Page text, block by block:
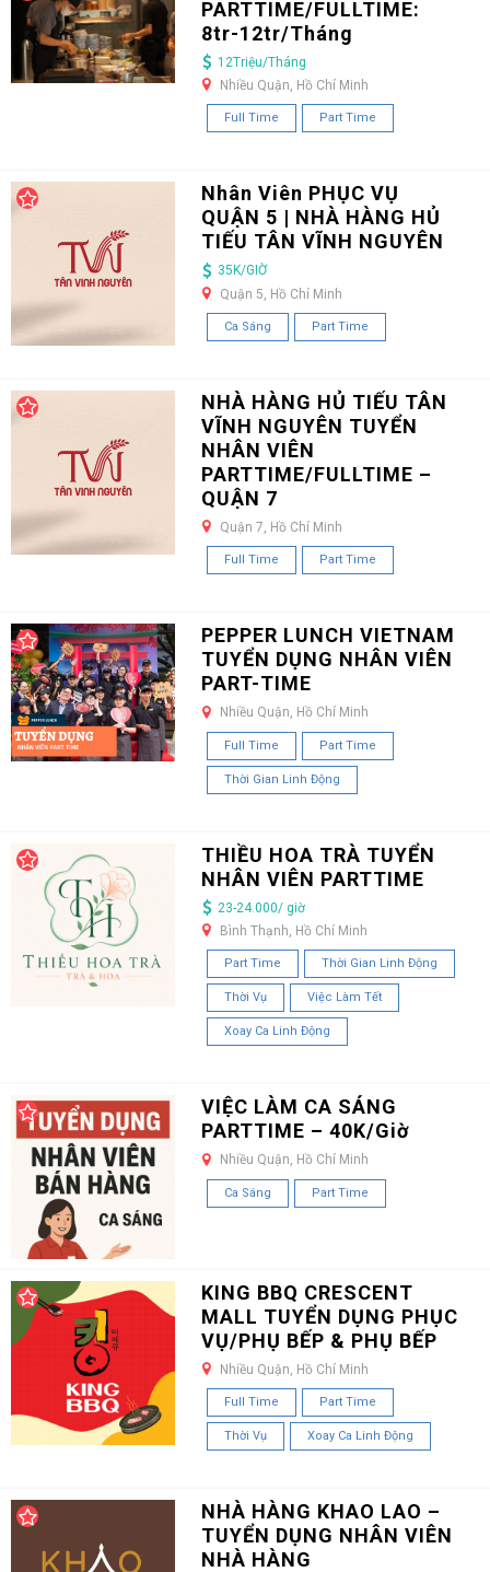
PARTTIME/FULLTIME:
8tr-12tr/Tháng
12Triệu/Tháng
Nhiều Quận, Hồ Chí Minh
Full Time Part Time
Nhân Viên PHỤC VỤ
QUẬN 5 | NHÀ HÀNG HỦ
TIẾU TÂN VĨNH NGUYÊN
35K/GIỜ
Quận 5, Hồ Chí Minh
Ca Sáng Part Time
NHÀ HÀNG HỦ TIẾU TÂN
VĨNH NGUYÊN TUYỂN
NHÂN VIÊN
PARTTIME/FULLTIME –
QUẬN 7
Quận 7, Hồ Chí Minh
Full Time Part Time
PEPPER LUNCH VIETNAM
TUYỂN DỤNG NHÂN VIÊN
PART-TIME
Nhiều Quận, Hồ Chí Minh
Full Time Part Time
Thời Gian Linh Động
THIỀU HOA TRÀ TUYỂN
NHÂN VIÊN PARTTIME
23-24.000/ giờ
Bình Thạnh, Hồ Chí Minh
Part Time Thời Gian Linh Động
Thời Vụ Việc Làm Tết
Xoay Ca Linh Động
VIỆC LÀM CA SÁNG
PARTTIME – 40K/Giờ
Nhiều Quận, Hồ Chí Minh
Ca Sáng Part Time
KING BBQ CRESCENT
MALL TUYỂN DỤNG PHỤC
VỤ/PHỤ BẾP & PHỤ BẾP
Nhiều Quận, Hồ Chí Minh
Full Time Part Time
Thời Vụ Xoay Ca Linh Động
NHÀ HÀNG KHAO LAO –
TUYỂN DỤNG NHÂN VIÊN
NHÀ HÀNG